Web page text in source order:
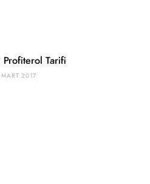
Profiterol Tarifi
MART 2017